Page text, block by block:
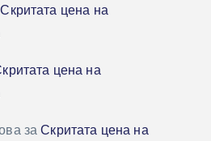
Скритата цена на
цена на
заСкритата цена на